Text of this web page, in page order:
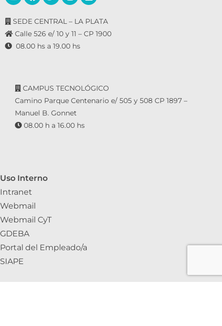
SEDE CENTRAL – LA PLATA
Calle 526 e/ 10 y 11 – CP 1900
08.00 hs a 19.00 hs
CAMPUS TECNOLÓGICO
Camino Parque Centenario e/ 505 y 508 CP 1897 –
Manuel B. Gonnet
08.00 h a 16.00 hs
Uso Interno
Intranet
Webmail
Webmail CyT
GDEBA
Portal del Empleado/a
SIAPE